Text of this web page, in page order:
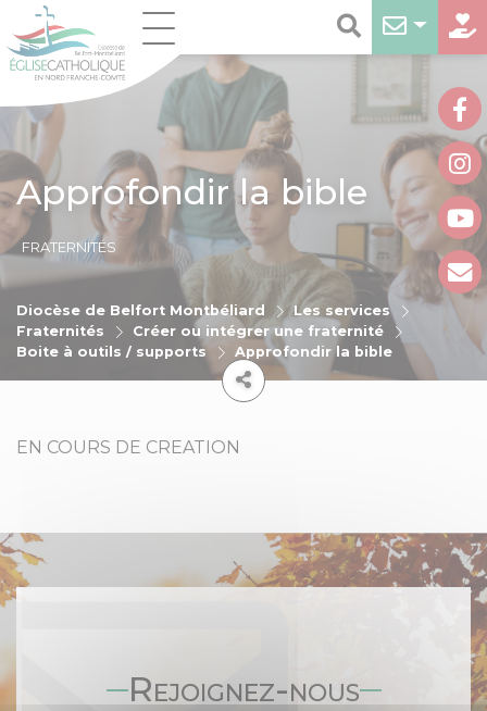
Approfondir la bible
FRATERNITÉS
Diocèse de Belfort Montbéliard
Les services
Fraternités
Créer ou intégrer une fraternité
Boite à outils / supports
Approfondir la bible
EN COURS DE CREATION
Rejoignez-nous